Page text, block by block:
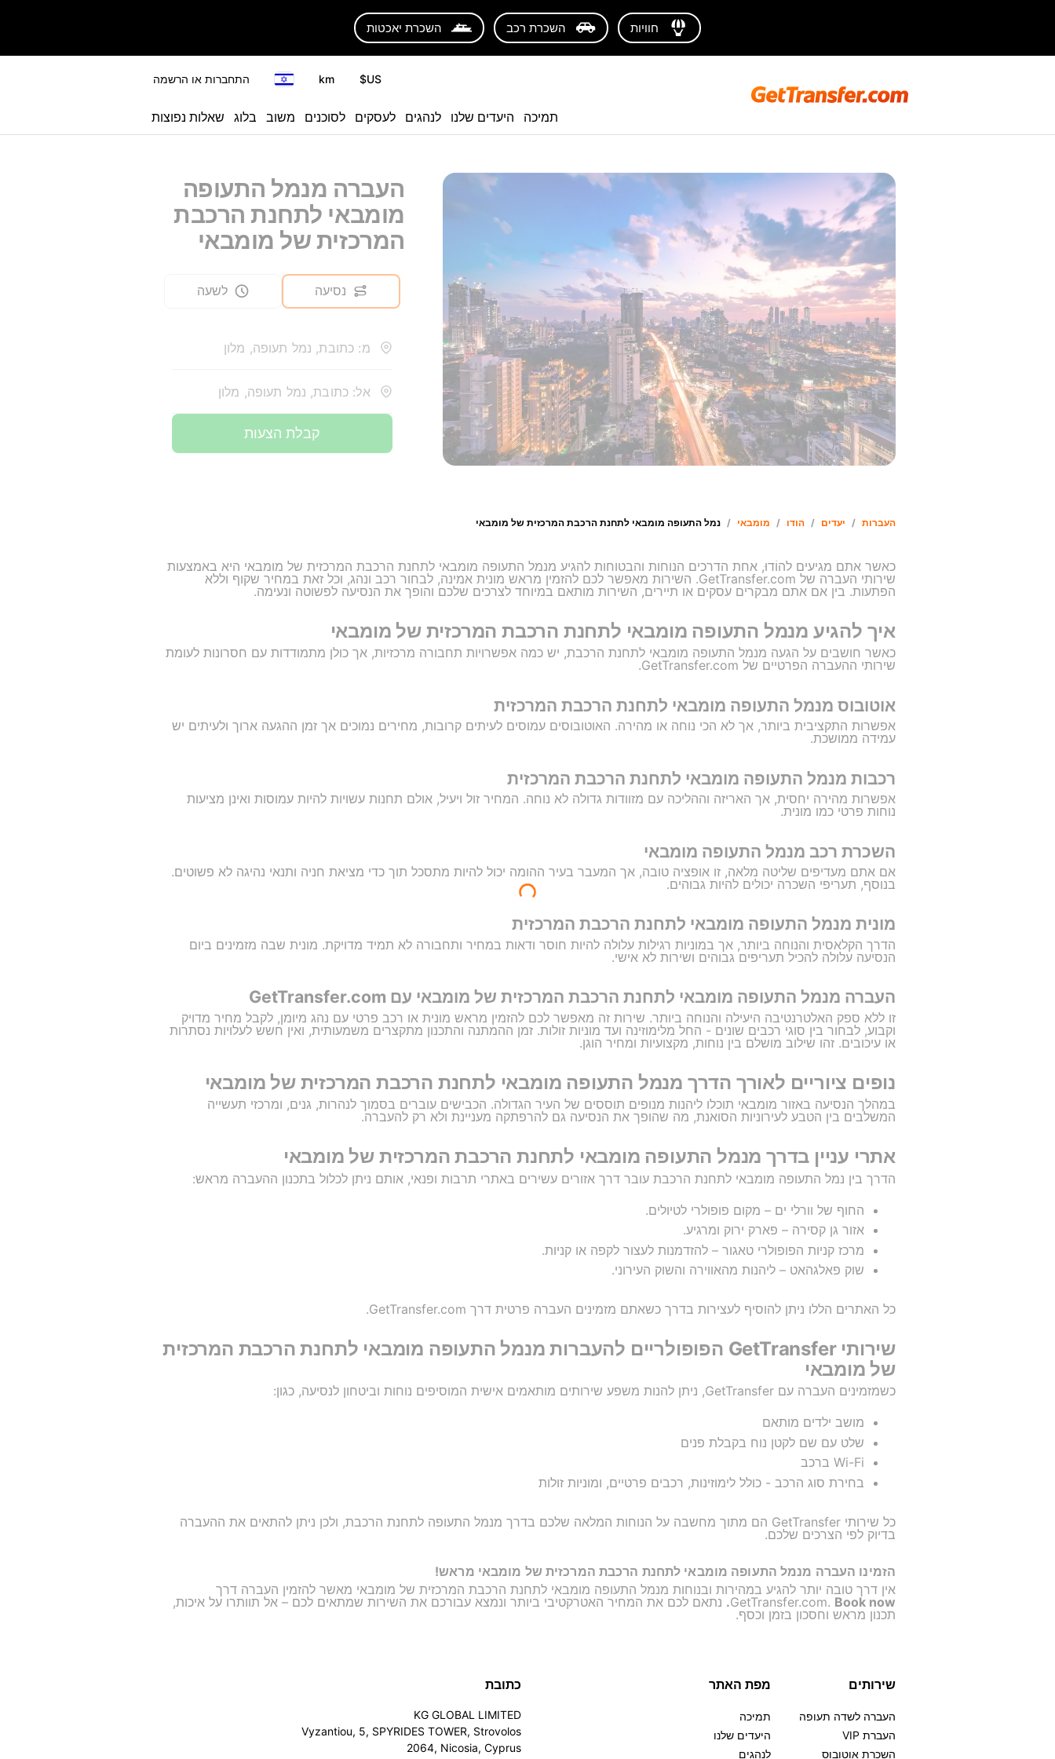
חוויות השכרת רכב השכרת יאכטות
US$
km התחברות או הרשמה
תמיכה היעדים שלנו לנהגים לעסקים לסוכנים משוב בלוג שאלות נפוצות
העברה מנמל התעופה
מומבאי לתחנת הרכבת
המרכזית של מומבאי
נסיעה לשעה
מ: כתובת, נמל תעופה, מלון
אל: כתובת, נמל תעופה, מלון
קבלת הצעות
העברות / יעדים / הודו / מומבאי / נמל התעופה מומבאי לתחנת הרכבת המרכזית של מומבאי
כאשר אתם מגיעים להוֹדוּ, אחת הדרכים הנוחות והבטוחות להגיע מנמל התעופה מומבאי לתחנת הרכבת המרכזית של מומבאי היא באמצעות
שירותי העברה של GetTransfer.com. השירות מאפשר לכם להזמין מראש מונית אמינה, לבחור רכב ונהג, וכל זאת במחיר שקוף וללא
הפתעות. בין אם אתם מבקרים עסקים או תיירים, השירות מותאם במיוחד לצרכים שלכם והופך את הנסיעה לפשוטה ונעימה.
איך להגיע מנמל התעופה מומבאי לתחנת הרכבת המרכזית של מומבאי
כאשר חושבים על הגעה מנמל התעופה מומבאי לתחנת הרכבת, יש כמה אפשרויות תחבורה מרכזיות, אך כולן מתמודדות עם חסרונות לעומת
שירותי ההעברה הפרטיים של GetTransfer.com.
אוטובוס מנמל התעופה מומבאי לתחנת הרכבת המרכזית
אפשרות התקציבית ביותר, אך לא הכי נוחה או מהירה. האוטובוסים עמוסים לעיתים קרובות, מחירים נמוכים אך זמן ההגעה ארוך ולעיתים יש
עמידה ממושכת.
רכבות מנמל התעופה מומבאי לתחנת הרכבת המרכזית
אפשרות מהירה יחסית, אך האריזה וההליכה עם מזוודות גדולה לא נוחה. המחיר זול ויעיל, אולם תחנות עשויות להיות עמוסות ואינן מציעות
נוחות פרטי כמו מונית.
השכרת רכב מנמל התעופה מומבאי
אם אתם מעדיפים שליטה מלאה, זו אופציה טובה, אך המעבר בעיר ההומה יכול להיות מתסכל תוך כדי מציאת חניה ותנאי נהיגה לא פשוטים.
בנוסף, תעריפי השכרה יכולים להיות גבוהים.
מונית מנמל התעופה מומבאי לתחנת הרכבת המרכזית
הדרך הקלאסית והנוחה ביותר, אך במוניות רגילות עלולה להיות חוסר ודאות במחיר ותחבורה לא תמיד מדויקת. מונית שבה מזמינים ביום
הנסיעה עלולה להכיל תעריפים גבוהים ושירות לא אישי.
העברה מנמל התעופה מומבאי לתחנת הרכבת המרכזית של מומבאי עם GetTransfer.com
זו ללא ספק האלטרנטיבה היעילה והנוחה ביותר. שירות זה מאפשר לכם להזמין מראש מונית או רכב פרטי עם נהג מיומן, לקבל מחיר מדויק
וקבוע, לבחור בין סוגי רכבים שונים - החל מלימוזינה ועד מוניות זולות. זמן ההמתנה והתכנון מתקצרים משמעותית, ואין חשש לעלויות נסתרות
או עיכובים. זהו שילוב מושלם בין נוחות, מקצועיות ומחיר הוגן.
נופים ציוריים לאורך הדרך מנמל התעופה מומבאי לתחנת הרכבת המרכזית של מומבאי
במהלך הנסיעה באזור מומבאי תוכלו ליהנות מנופים תוססים של העיר הגדולה. הכבישים עוברים בסמוך לנהרות, גנים, ומרכזי תעשייה
המשלבים בין הטבע לעירוניות הסואנת, מה שהופך את הנסיעה גם להרפתקה מעניינת ולא רק להעברה.
אתרי עניין בדרך מנמל התעופה מומבאי לתחנת הרכבת המרכזית של מומבאי
הדרך בין נמל התעופה מומבאי לתחנת הרכבת עובר דרך אזורים עשירים באתרי תרבות ופנאי, אותם ניתן לכלול בתכנון ההעברה מראש:
החוף של וורלי ים – מקום פופולרי לטיולים.
אזור גן קסירה – פארק ירוק ומרגיע.
מרכז קניות הפופולרי טאגור – להזדמנות לעצור לקפה או קניות.
שוק פאלגהאט – ליהנות מהאווירה והשוק העירוני.
כל האתרים הללו ניתן להוסיף לעצירות בדרך כשאתם מזמינים העברה פרטית דרך GetTransfer.com.
שירותי GetTransfer הפופולריים להעברות מנמל התעופה מומבאי לתחנת הרכבת המרכזית
של מומבאי
כשמזמינים העברה עם GetTransfer, ניתן להנות משפע שירותים מותאמים אישית המוסיפים נוחות וביטחון לנסיעה, כגון:
מושב ילדים מותאם
שלט עם שם לקטן נוח בקבלת פנים
Wi-Fi ברכב
בחירת סוג הרכב - כולל לימוזינות, רכבים פרטיים, ומוניות זולות
כל שירותי GetTransfer הם מתוך מחשבה על הנוחות המלאה שלכם בדרך מנמל התעופה לתחנת הרכבת, ולכן ניתן להתאים את ההעברה
בדיוק לפי הצרכים שלכם.
הזמינו העברה מנמל התעופה מומבאי לתחנת הרכבת המרכזית של מומבאי מראש!
אין דרך טובה יותר להגיע במהירות ובנוחות מנמל התעופה מומבאי לתחנת הרכבת המרכזית של מומבאי מאשר להזמין העברה דרך
GetTransfer.com. Book now.
נתאם לכם את המחיר האטרקטיבי ביותר ונמצא עבורכם את השירות שמתאים לכם – אל תוותרו על איכות,
תכנון מראש וחסכון בזמן וכסף.
שירותים
העברה לשדה תעופה
העברת VIP
השכרת אוטובוס
מפת האתר
תמיכה
היעדים שלנו
לנהגים
כתובת
KG GLOBAL LIMITED
Vyzantiou, 5, SPYRIDES TOWER, Strovolos
2064, Nicosia, Cyprus